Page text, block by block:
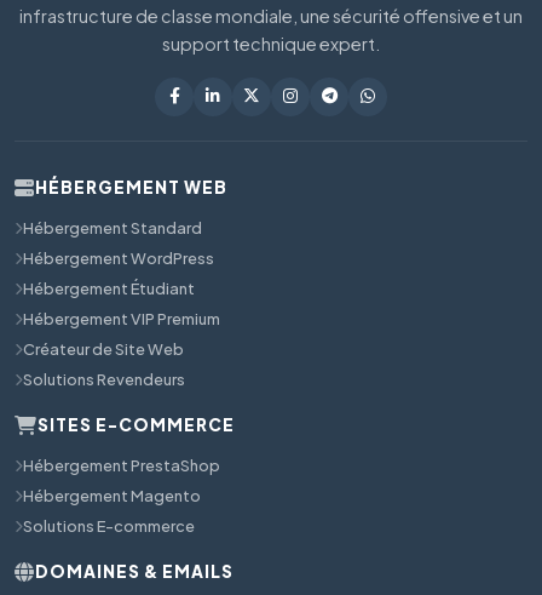
infrastructure de classe mondiale, une sécurité offensive et un
support technique expert.
HÉBERGEMENT WEB
Hébergement Standard
Hébergement WordPress
Hébergement Étudiant
Hébergement VIP Premium
Créateur de Site Web
Solutions Revendeurs
SITES E-COMMERCE
Hébergement PrestaShop
Hébergement Magento
Solutions E-commerce
DOMAINES & EMAILS